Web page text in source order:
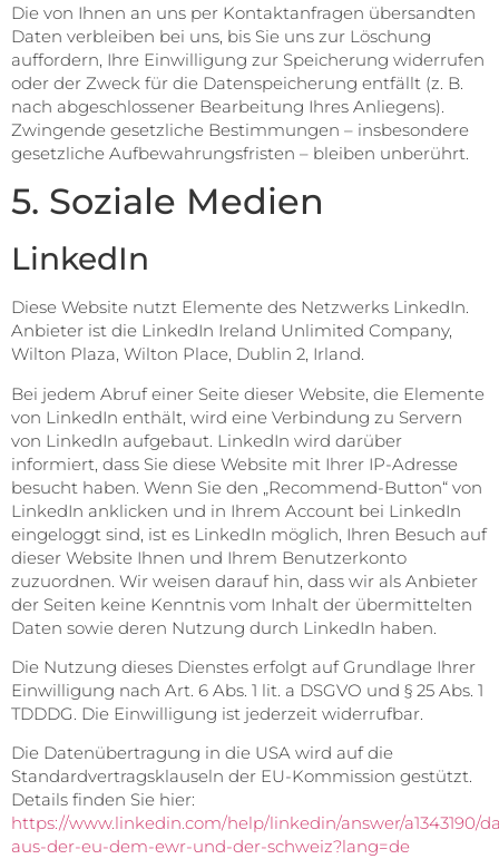
Die von Ihnen an uns per Kontaktanfragen übersandten
Daten verbleiben bei uns, bis Sie uns zur Löschung
auffordern, Ihre Einwilligung zur Speicherung widerrufen
oder der Zweck für die Datenspeicherung entfällt (z. B.
nach abgeschlossener Bearbeitung Ihres Anliegens).
Zwingende gesetzliche Bestimmungen – insbesondere
gesetzliche Aufbewahrungsfristen – bleiben unberührt.
5. Soziale Medien
LinkedIn
Diese Website nutzt Elemente des Netzwerks LinkedIn.
Anbieter ist die LinkedIn Ireland Unlimited Company,
Wilton Plaza, Wilton Place, Dublin 2, Irland.
Bei jedem Abruf einer Seite dieser Website, die Elemente
von LinkedIn enthält, wird eine Verbindung zu Servern
von LinkedIn aufgebaut. LinkedIn wird darüber
informiert, dass Sie diese Website mit Ihrer IP-Adresse
besucht haben. Wenn Sie den „Recommend-Button“ von
LinkedIn anklicken und in Ihrem Account bei LinkedIn
eingeloggt sind, ist es LinkedIn möglich, Ihren Besuch auf
dieser Website Ihnen und Ihrem Benutzerkonto
zuzuordnen. Wir weisen darauf hin, dass wir als Anbieter
der Seiten keine Kenntnis vom Inhalt der übermittelten
Daten sowie deren Nutzung durch LinkedIn haben.
Die Nutzung dieses Dienstes erfolgt auf Grundlage Ihrer
Einwilligung nach Art. 6 Abs. 1 lit. a DSGVO und § 25 Abs. 1
TDDDG. Die Einwilligung ist jederzeit widerrufbar.
Die Datenübertragung in die USA wird auf die
Standardvertragsklauseln der EU-Kommission gestützt.
Details finden Sie hier:
https://www.linkedin.com/help/linkedin/answer/a1343190/
aus-der-eu-dem-ewr-und-der-schweiz?lang=de